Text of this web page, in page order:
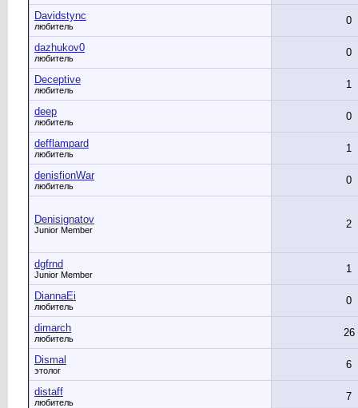
Davidstync
любитель 0
dazhukov0
любитель 0
Deceptive
любитель 1
deep
любитель 0
defflampard
любитель 1
denisfionWar
любитель 0
Denisignatov
Junior Member 2
dgfrnd
Junior Member 1
DiannaEi
любитель 0
dimarch
любитель 26
Dismal
этолог 6
distaff
любитель 7